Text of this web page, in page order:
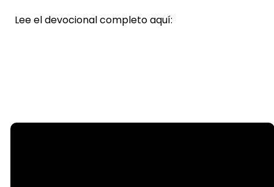
Lee el devocional completo aquí: